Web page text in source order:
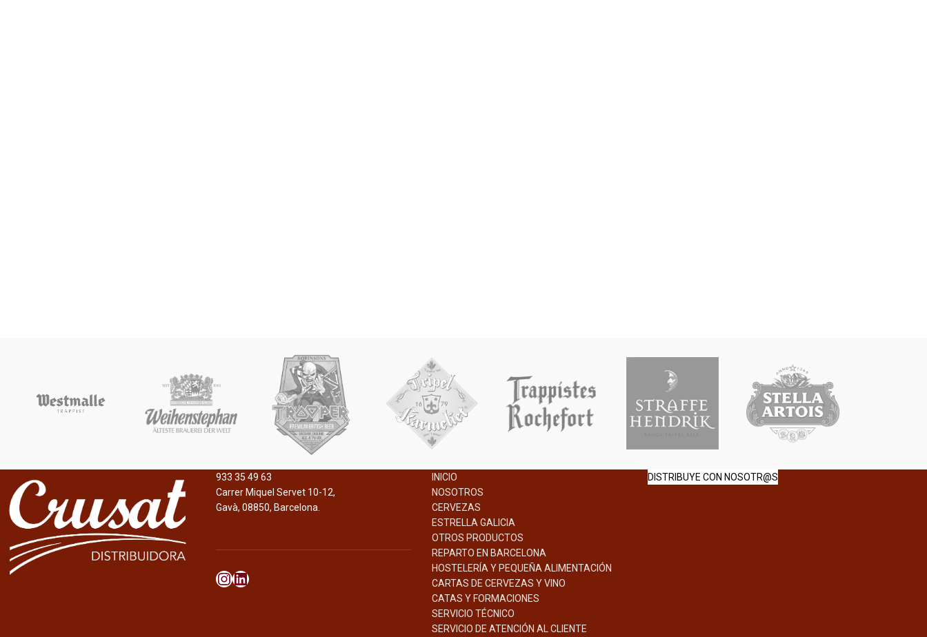
933 35 49 63
Carrer Miquel Servet 10-12,
Gavà, 08850, Barcelona.
INICIO
NOSOTROS
CERVEZAS
ESTRELLA GALICIA
OTROS PRODUCTOS
REPARTO EN BARCELONA
HOSTELERÍA Y PEQUEÑA ALIMENTACIÓN
CARTAS DE CERVEZAS Y VINO
CATAS Y FORMACIONES
SERVICIO TÉCNICO
SERVICIO DE ATENCIÓN AL CLIENTE
DISTRIBUYE CON NOSOTR@S